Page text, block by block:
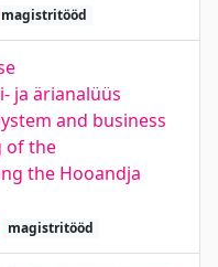
magistritööd
ja ärianalüüs
and business
of the
the Hooandja
magistritööd